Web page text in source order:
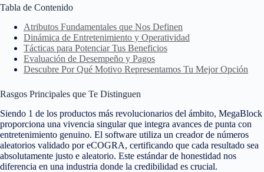
Tabla de Contenido
Atributos Fundamentales que Nos Definen
Dinámica de Entretenimiento y Operatividad
Tácticas para Potenciar Tus Beneficios
Evaluación de Desempeño y Pagos
Descubre Por Qué Motivo Representamos Tu Mejor Opción
Rasgos Principales que Te Distinguen
Siendo 1 de los productos más revolucionarios del ámbito, MegaBlock
proporciona una vivencia singular que integra avances de punta con
entretenimiento genuino. El software utiliza un creador de números
aleatorios validado por eCOGRA, certificando que cada resultado sea
absolutamente justo e aleatorio. Este estándar de honestidad nos
diferencia en una industria donde la credibilidad es crucial.